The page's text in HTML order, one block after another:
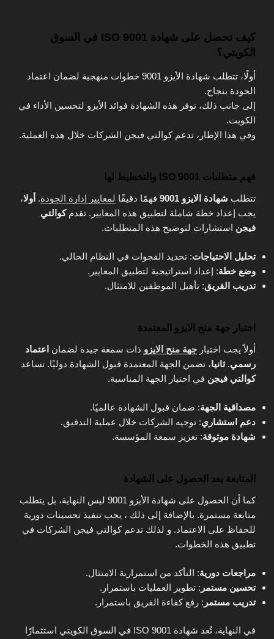
كيف تحصل على شهادة ISO 9001 في السوق
الكويتي؟
أولًا، تتطلب شهادة الأيزو 9001 خطوات منهجية لضمان اعتماد
الجودة بنجاح.
إلى جانب ذلك، توفر هذه الشهادة فوائد الأيزو لتحسين الأداء في
الكويت.
وفي هذا الإطار، تدعم كوالتي فيجن الشركات خلال هذه العملية.
فهم متطلبات ISO 9001 والتخطيط لها
تتطلب شهادة الايزو 9001 فهمًا دقيقًا لمعايير إدارة الجودة. أولا،
يجب إعداد خطة شاملة لتطبيق هذه المعايير. تقدمكوالتي
فيجن استشارات لتوضيح هذه المتطلبات.
تحليل الاحتياجات: تحديد الفجوات في النظام الحالي.
وضع خطة: إعداد استراتيجية لتطبيق المعايير.
تدريب الفريق: تأهيل الموظفين للامتثال.
اختيار جهة منح الايزو المعتمدة
أولاً يجب اختيار جهة منح الايزو ذات سمعة جيدة لضمان اعتماد
رسمي.ثانيا، تضمن الجهة المعتمدة قبول الشهادة دوليًا. تساعد
كوالتي فيجن في اختيار الجهة المناسبة.
مصداقية الجهة: ضمان قبول الشهادة عالميًا.
دعم استشاري: توجيه الشركات خلال عملية التدقيق.
شهادة موثوقة: تعزيز سمعة المؤسسة.
المتابعة بعد الحصول على الشهادة
كما أن الحصول على شهادة الأيزو 9001 ليس النهاية، بل يتطلب
متابعة مستمرة. بالإضافة إلى ذلك ، يجب تنفيذ تحسينات دورية
للحفاظ على الاعتماد. و لذلك تدعم كوالتي فيجن الشركات في
تطبيق هذه الخطوات.
مراجعات دورية: التأكد من استمرارية الامتثال.
تحسين مستمر : تطوير العمليات باستمرار.
تدريب مستمر : رفع كفاءة الفريق باستمرار.
في النهاية، تُعد شهادة ISO 9001 في السوق الكويتي استثمارًا